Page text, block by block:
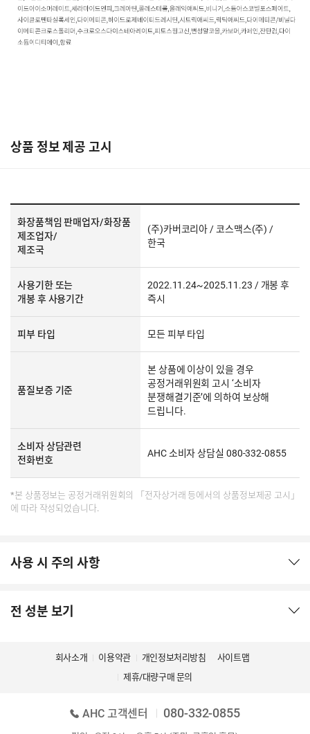
상품 정보 제공 고시
화장품책임 판매업자/화장품
제조업자/
제조국
(주)카버코리아 / 코스맥스(주) /
한국
사용기한 또는
개봉 후 사용기간
2022.11.24~2025.11.23 / 개봉 후
즉시
피부 타입 모든 피부 타입
품질보증 기준
본 상품에 이상이 있을 경우
공정거래위원회 고시 ‘소비자
분쟁해결기준’에 의하여 보상해
드립니다.
소비자 상담관련
전화번호
AHC 소비자 상담실 080-332-0855
*본 상품정보는 공정거래위원회의 「전자상거래 등에서의 상품정보제공 고시」
에 따라 작성되었습니다.
사용 시 주의 사항
전 성분 보기
회사소개 이용약관 개인정보처리방침
사이트맵
제휴/대량구매 문의
AHC 고객센터 080-332-0855